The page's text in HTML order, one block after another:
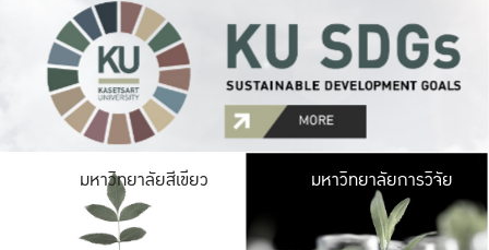
มหาวิทยาลัยสีเขียว มหาวิ
มีพื้นที่เขียวสดใส
เป็นป่าในเมือง เกษต
มหาวิทยาลัยการวิจัย